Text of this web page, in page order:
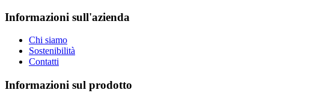
Informazioni sull'azienda
Chi siamo
Sostenibilità
Contatti
Informazioni sul prodotto